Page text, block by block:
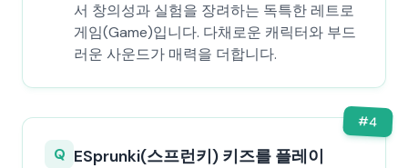
서 창의성과 실험을 장려하는 독특한 레트로
게임(Game)입니다. 다채로운 캐릭터와 부드
러운 사운드가 매력을 더합니다.
#4
Q ESprunki(스프런키) 키즈를 플레이